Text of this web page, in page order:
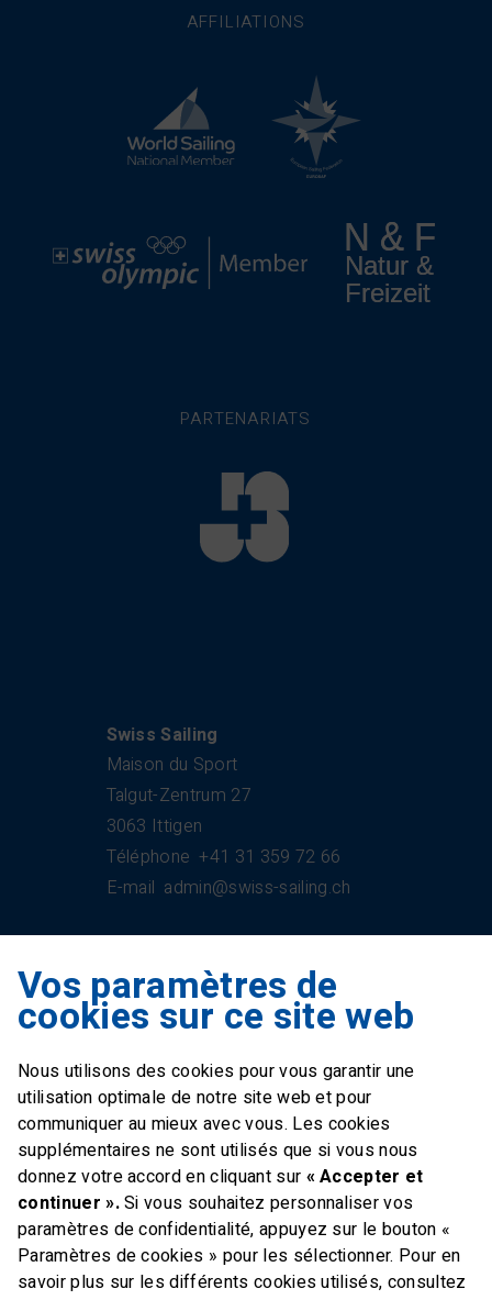
AFFILIATIONS
PARTENARIATS
Swiss Sailing
Maison du Sport
Talgut-Zentrum 27
3063 Ittigen
Téléphone +41 31 359 72 66
E-mail admin@swiss-sailing.ch
Swiss Sailing Team
Industriestrasse 51
E-mail office@swiss-sailing-
team.ch
FOLLOW US ON
Vos paramètres de
cookies sur ce site web
Nous utilisons des cookies pour vous garantir une
utilisation optimale de notre site web et pour
communiquer au mieux avec vous. Les cookies
supplémentaires ne sont utilisés que si vous nous
donnez votre accord en cliquant sur « Accepter et
continuer ».Si vous souhaitez personnaliser vos
paramètres de confidentialité, appuyez sur le bouton «
Paramètres de cookies » pour les sélectionner. Pour en
savoir plus sur les différents cookies utilisés, consultez